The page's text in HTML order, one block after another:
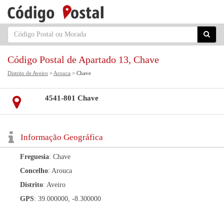
Código Postal de Apartado 13, Chave
Distrito de Aveiro > Arouca > Chave
4541-801 Chave
Informação Geográfica
Freguesia: Chave
Concelho: Arouca
Distrito: Aveiro
GPS: 39.000000, -8.300000